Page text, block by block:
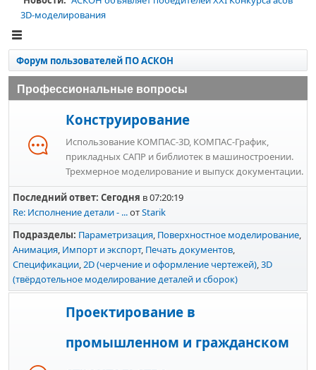
3D-моделирования
Форум пользователей ПО АСКОН
Профессиональные вопросы
Конструирование
Использование КОМПАС-3D, КОМПАС-График,
прикладных САПР и библиотек в машиностроении.
Трехмерное моделирование и выпуск документации.
Последний ответ: Сегодня в 07:20:19
Re: Исполнение детали - ...отStarik
Подразделы Параметризация Поверхностное моделирование
Анимация Импорт и экспорт Печать документов
Спецификации 2D (черчение и оформление чертежей) 3D
(твёрдотельное моделирование деталей и сборок)
Проектирование в
промышленном и гражданском